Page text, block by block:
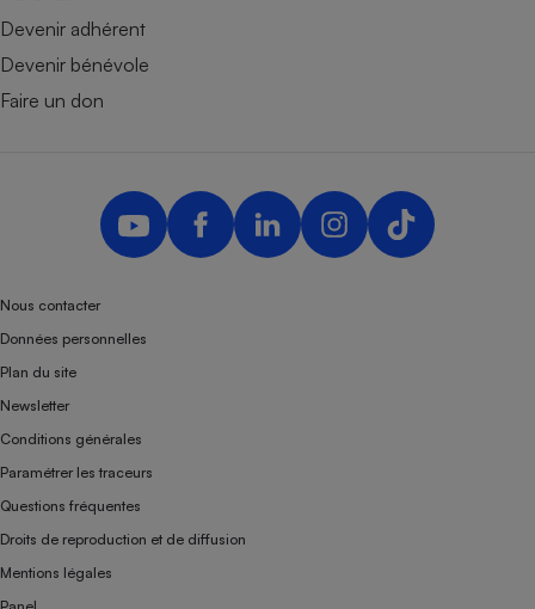
Devenir adhérent
Devenir bénévole
Faire un don
Nous contacter
Données personnelles
Plan du site
Newsletter
Conditions générales
Paramétrer les traceurs
Questions fréquentes
Droits de reproduction et de diffusion
Mentions légales